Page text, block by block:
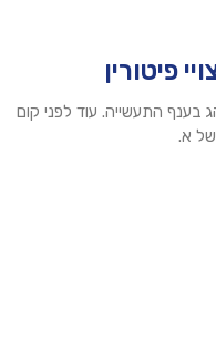
פיטורין
בענף התעשייה. עוד לפני קום
של א.